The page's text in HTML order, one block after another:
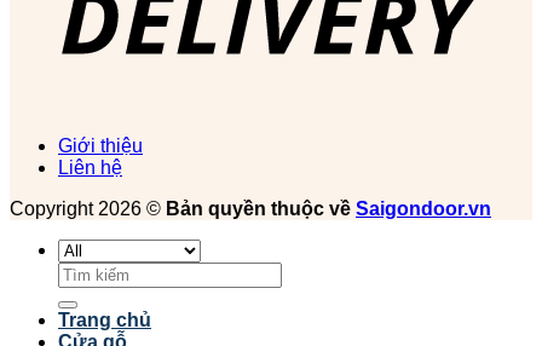
Giới thiệu
Liên hệ
Copyright 2026 © Bản quyền thuộc về Saigondoor.vn
Tìm
kiếm:
Trang chủ
Cửa gỗ